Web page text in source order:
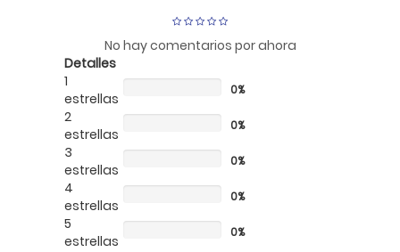
No hay comentarios por ahora
Detalles
1
estrellas
0%
2
estrellas
0%
3
estrellas
0%
4
estrellas
0%
5
estrellas
0%